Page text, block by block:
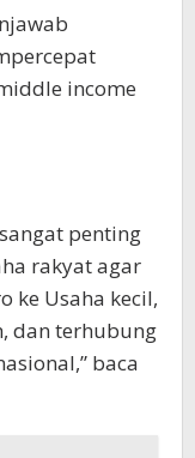
income
penting
rakyat agar
ke Usaha kecil,
dan terhubung
baca